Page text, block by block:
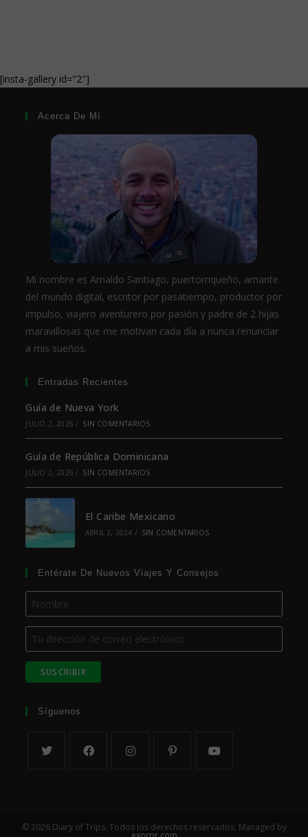
[insta-gallery id="2"]
Acerca De Mí
Mi nombre es Arnaldo Santiago, puertorriqueño, amante
del mundo digital, escritor por pasatiempo, productor por
impulso, viajero aventurero por pasión y padre de 2 hijas
maravillosas que me motivan cada día a nunca renunciar
a mis sueños.
Entradas Recientes
Guía de Nueva York
JULIO 2, 2026 / SIN COMENTARIOS
Guía de República Dominicana
JULIO 2, 2026 / SIN COMENTARIOS
El Caribe Mexicano
ABRIL 2, 2024 / SIN COMENTARIOS
Entérate De Nuevos Viajes Y Consejos
Síguenos
© 2026 Diary of Trips. Todos los derechos reservados. Managed by